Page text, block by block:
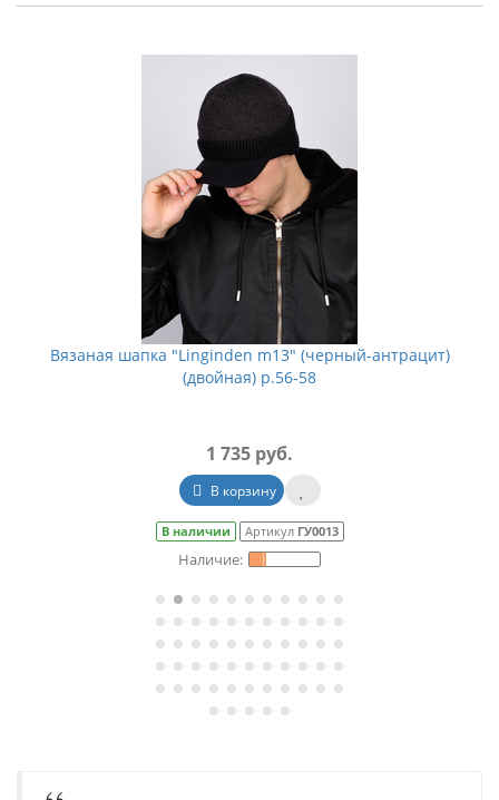
Вязаная шапка "Linginden m13" (черный-антрацит)
(двойная) р.56-58
1 735 руб.
В корзину
В наличии Артикул ГУ0013